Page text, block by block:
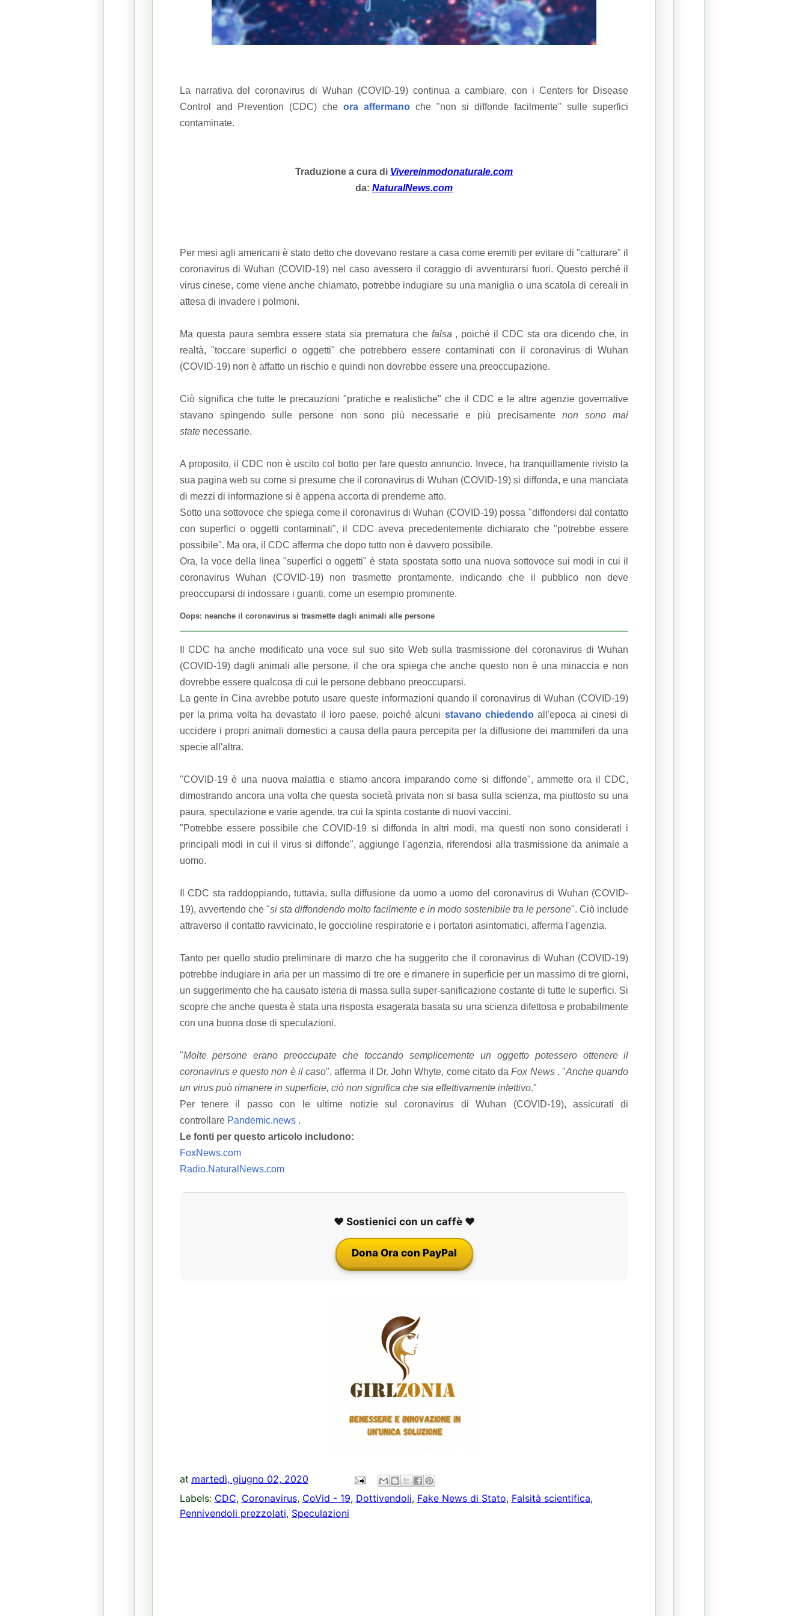
La narrativa del coronavirus di Wuhan (COVID-19) continua a cambiare, con i Centers for Disease
Control and Prevention (CDC) cheora affermano che "non si diffonde facilmente" sulle superfici
contaminate.
Traduzione a cura di Vivereinmodonaturale.com
da: NaturalNews.com
Per mesi agli americani è stato detto che dovevano restare a casa come eremiti per evitare di "catturare" il
coronavirus di Wuhan (COVID-19) nel caso avessero il coraggio di avventurarsi fuori. Questo perché il
virus cinese, come viene anche chiamato, potrebbe indugiare su una maniglia o una scatola di cereali in
attesa di invadere i polmoni.
Ma questa paura sembra essere stata sia prematura che falsa , poiché il CDC sta ora dicendo che, in
realtà, "toccare superfici o oggetti" che potrebbero essere contaminati con il coronavirus di Wuhan
(COVID-19) non è affatto un rischio e quindi non dovrebbe essere una preoccupazione.
Ciò significa che tutte le precauzioni "pratiche e realistiche" che il CDC e le altre agenzie governative
stavano spingendo sulle persone non sono più necessarie e più precisamente non sono mai
statenecessarie.
A proposito, il CDC non è uscito col botto per fare questo annuncio.
Invece, ha tranquillamente rivisto la
sua pagina web su come si presume che il coronavirus di Wuhan (COVID-19) si diffonda, e una manciata
di mezzi di informazione si è appena accorta di prenderne atto.
Sotto una sottovoce che spiega come il coronavirus di Wuhan (COVID-19) possa "diffondersi dal contatto
con superfici o oggetti contaminati", il CDC aveva precedentemente dichiarato che "potrebbe essere
possibile". Ma ora, il CDC afferma che dopo tutto non è davvero possibile.
Ora, la voce della linea "superfici o oggetti" è stata spostata sotto una nuova sottovoce sui modi in cui il
coronavirus Wuhan (COVID-19) non trasmette prontamente, indicando che il pubblico non deve
preoccuparsi di indossare i guanti, come un esempio prominente.
Oops: neanche il coronavirus si trasmette dagli animali alle persone
Il CDC ha anche modificato una voce sul suo sito Web sulla trasmissione del coronavirus di Wuhan
(COVID-19) dagli animali alle persone, il che ora spiega che anche questo non è una minaccia e non
dovrebbe essere qualcosa di cui le persone debbano preoccuparsi.
La gente in Cina avrebbe potuto usare queste informazioni quando il coronavirus di Wuhan (COVID-19)
per la prima volta ha devastato il loro paese, poiché alcuni stavano chiedendoall'epoca ai cinesi di
uccidere i propri animali domestici a causa della paura percepita per la diffusione dei mammiferi da una
specie all'altra.
"COVID-19 è una nuova malattia e stiamo ancora imparando come si diffonde", ammette ora il CDC,
dimostrando ancora una volta che questa società privata non si basa sulla scienza, ma piuttosto su una
paura, speculazione e varie agende, tra cui la spinta costante di nuovi vaccini.
"Potrebbe essere possibile che COVID-19 si diffonda in altri modi, ma questi non sono considerati i
principali modi in cui il virus si diffonde", aggiunge l'agenzia, riferendosi alla trasmissione da animale a
uomo.
Il CDC sta raddoppiando, tuttavia, sulla diffusione da uomo a uomo del coronavirus di Wuhan (COVID-
19), avvertendo che "si sta diffondendo molto facilmente e in modo sostenibile tra le persone".Ciò include
attraverso il contatto ravvicinato, le goccioline respiratorie e i portatori asintomatici, afferma l'agenzia.
Tanto per quello studio preliminare di marzo che ha suggerito che il coronavirus di Wuhan (COVID-19)
potrebbe indugiare in aria per un massimo di tre ore e rimanere in superficie per un massimo di tre giorni,
un suggerimento che ha causato isteria di massa sulla super-sanificazione costante di tutte le superfici. Si
scopre che anche questa è stata una risposta esagerata basata su una scienza difettosa e probabilmente
con una buona dose di speculazioni.
"Molte persone erano preoccupate che toccando semplicemente un oggetto potessero ottenere il
coronavirus e questo non è il caso", afferma il Dr. John Whyte, come citato daFox News."Anche quando
un virus può rimanere in superficie, ciò non significa che sia effettivamente infettivo."
Per tenere il passo con le ultime notizie sul coronavirus di Wuhan (COVID-19), assicurati di
controllare Pandemic.news.
Le fonti per questo articolo includono:
FoxNews.com
Radio.NaturalNews.com
❤️ Sostienici con un caffè ❤️
Dona Ora con PayPal
at martedì, giugno 02, 2020
Labels: CDC, Coronavirus, CoVid - 19, Dottivendoli, Fake News di Stato, Falsità scientifica,
Pennivendoli prezzolati, Speculazioni